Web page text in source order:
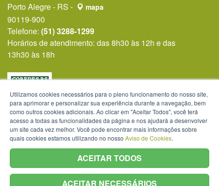
Porto Alegre - RS -
mapa
90119-900
Telefone: (51) 3288-1299
Horários de atendimento: das 8h30 às 12h e das
13h30 às 18h
Utilizamos cookies necessários para o pleno funcionamento do nosso site,
para aprimorar e personalizar sua experiência durante a navegação, bem
como outros cookies adicionais. Ao clicar em "Aceitar Todos", você terá
acesso a todas as funcionalidades da página e nos ajudará a desenvolver
um site cada vez melhor. Você pode encontrar mais informações sobre
quais cookies estamos utilizando no nosso Aviso de Cookies.
ACEITAR TODOS
ACEITAR NECESSÁRIOS